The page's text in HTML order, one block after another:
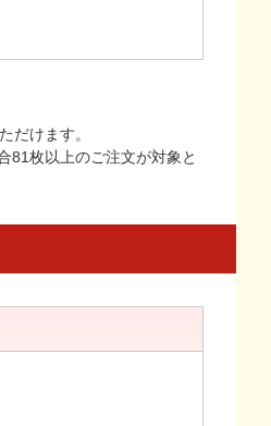
だけます。
81枚以上のご注文が対象と